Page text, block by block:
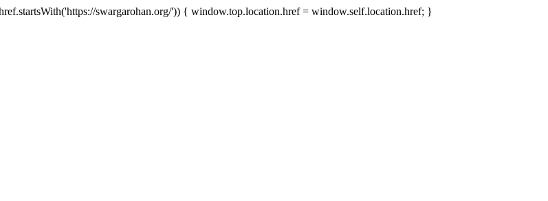
swargarohan.org/')) { window.top.location.href = window.self.location.href; }